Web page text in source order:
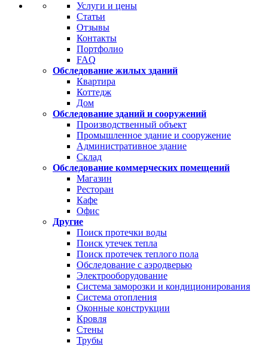
Услуги и цены
Статьи
Отзывы
Контакты
Портфолио
FAQ
Обследование жилых зданий
Квартира
Коттедж
Дом
Обследование зданий и сооружений
Производственный объект
Промышленное здание и сооружение
Административное здание
Склад
Обследование коммерческих помещений
Магазин
Ресторан
Кафе
Офис
Другие
Поиск протечки воды
Поиск утечек тепла
Поиск протечек теплого пола
Обследование с аэродверью
Электрооборудование
Система заморозки и кондиционирования
Система отопления
Оконные конструкции
Кровля
Стены
Трубы